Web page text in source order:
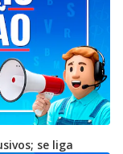
se liga